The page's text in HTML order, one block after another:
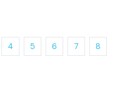
4 5 6 7
8